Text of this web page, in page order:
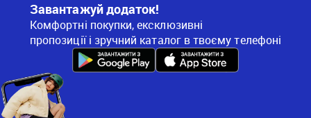
Завантажуй додаток!
Комфортні покупки, ексклюзивні
пропозиції і зручний каталог в твоєму телефоні